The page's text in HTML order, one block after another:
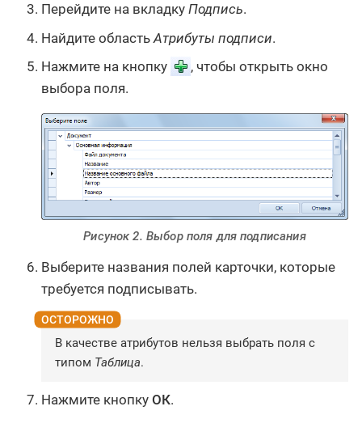
Перейдите на вкладку Подпись.
Найдите область Атрибуты подписи.
Нажмите на кнопку
, чтобы открыть окно
выбора поля.
Рисунок 2. Выбор поля для подписания
Выберите названия полей карточки, которые
требуется подписывать.
В качестве атрибутов нельзя выбрать поля с
типом Таблица.
Нажмите кнопку ОК.